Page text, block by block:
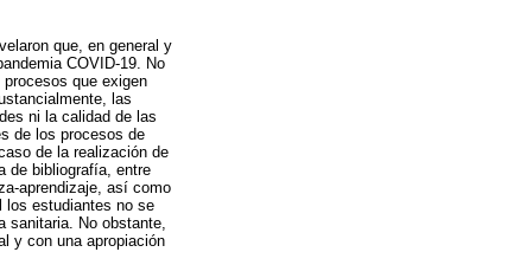
que, en general y
COVID-19. No
que exigen
las
ni la calidad de las
de los procesos de
de la realización de
de bibliografía, entre
aprendizaje, así como
los estudiantes no se
sanitaria. No obstante,
y con una apropiación